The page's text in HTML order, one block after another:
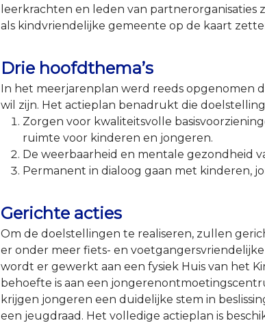
leerkrachten en leden van partnerorganisaties
als kindvriendelijke gemeente op de kaart
Drie hoofdthema’s
In het meerjarenplan werd reeds opgenomen
wil zijn. Het actieplan benadrukt die
Zorgen voor kwaliteitsvolle
ruimte voor kinderen en jongeren.
De weerbaarheid en mentale gezondheid
Permanent in dialoog gaan met kinderen,
Gerichte acties
Om de doelstellingen te realiseren, zullen
er onder meer fiets- en
wordt er gewerkt aan een fysiek Huis van het
behoefte is aan een
krijgen jongeren een duidelijke stem in
een jeugdraad. Het volledige actieplan is